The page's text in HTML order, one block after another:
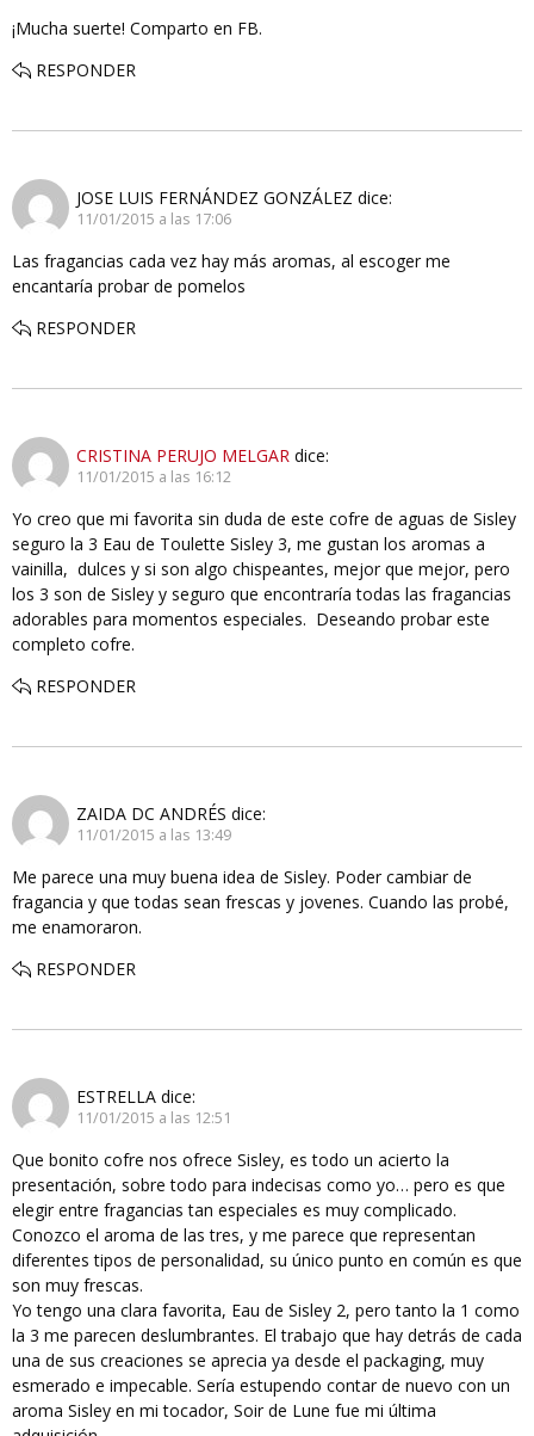
¡Mucha suerte! Comparto en FB.
RESPONDER
JOSE LUIS FERNÁNDEZ GONZÁLEZ dice:
11/01/2015 a las 17:06
Las fragancias cada vez hay más aromas, al escoger me
encantaría probar de pomelos
RESPONDER
CRISTINA PERUJO MELGAR dice:
11/01/2015 a las 16:12
Yo creo que mi favorita sin duda de este cofre de aguas de Sisley
seguro la 3 Eau de Toulette Sisley 3, me gustan los aromas a
vainilla, dulces y si son algo chispeantes, mejor que mejor, pero
los 3 son de Sisley y seguro que encontraría todas las fragancias
adorables para momentos especiales. Deseando probar este
completo cofre.
RESPONDER
ZAIDA DC ANDRÉS dice:
11/01/2015 a las 13:49
Me parece una muy buena idea de Sisley. Poder cambiar de
fragancia y que todas sean frescas y jovenes. Cuando las probé,
me enamoraron.
RESPONDER
ESTRELLA dice:
11/01/2015 a las 12:51
Que bonito cofre nos ofrece Sisley, es todo un acierto la
presentación, sobre todo para indecisas como yo… pero es que
elegir entre fragancias tan especiales es muy complicado.
Conozco el aroma de las tres, y me parece que representan
diferentes tipos de personalidad, su único punto en común es que
son muy frescas.
Yo tengo una clara favorita, Eau de Sisley 2, pero tanto la 1 como
la 3 me parecen deslumbrantes. El trabajo que hay detrás de cada
una de sus creaciones se aprecia ya desde el packaging, muy
esmerado e impecable. Sería estupendo contar de nuevo con un
aroma Sisley en mi tocador, Soir de Lune fue mi última